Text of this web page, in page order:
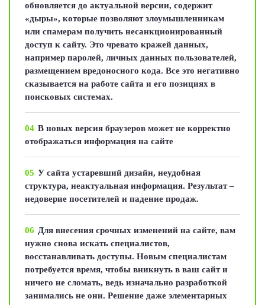
обновляется до актуальной версии, содержит
«дыры», которые позволяют злоумышленникам
или спамерам получить несанкционированный
доступ к сайту. Это чревато кражей данных,
например паролей, личных данных пользователей,
размещением вредоносного кода. Все это негативно
сказывается на работе сайта и его позициях в
поисковых системах.
04 В новых версия браузеров может не корректно
отображаться информация на сайте
05 У сайта устаревший дизайн, неудобная
структура, неактуальная информация. Результат –
недоверие посетителей и падение продаж.
06 Для внесения срочных изменений на сайте, вам
нужно снова искать специалистов,
восстанавливать доступы. Новым специалистам
потребуется время, чтобы вникнуть в ваш сайт и
ничего не сломать, ведь изначально разработкой
занимались не они. Решение даже элементарных